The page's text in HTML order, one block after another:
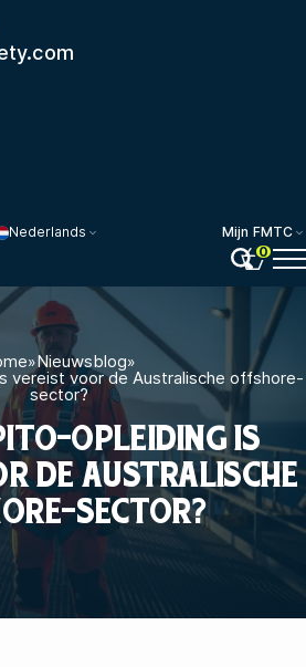
Nederlands
Mijn FMTC
0
»Nieuwsblog»
vereist voor de Australische offshore-
sector?
OPLEIDING IS
DE AUSTRALISCHE
SECTOR?